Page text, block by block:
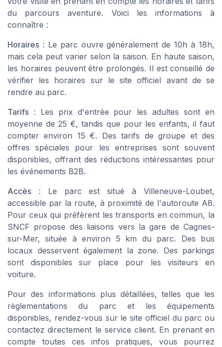
du parcours aventure. Voici les informations à
connaître :
Horaires : Le parc ouvre généralement de 10h à 18h,
mais cela peut varier selon la saison. En haute saison,
les horaires peuvent être prolongés. Il est conseillé de
vérifier les horaires sur le site officiel avant de se
rendre au parc.
Tarifs : Les prix d'entrée pour les adultes sont en
moyenne de 25 €, tandis que pour les enfants, il faut
compter environ 15 €. Des tarifs de groupe et des
offres spéciales pour les entreprises sont souvent
disponibles, offrant des réductions intéressantes pour
les événements B2B.
Accès : Le parc est situé à Villeneuve-Loubet,
accessible par la route, à proximité de l'autoroute A8.
Pour ceux qui préfèrent les transports en commun, la
SNCF propose des liaisons vers la gare de Cagnes-
sur-Mer, située à environ 5 km du parc. Des bus
locaux desservent également la zone. Des parkings
sont disponibles sur place pour les visiteurs en
voiture.
Pour des informations plus détaillées, telles que les
règlementations du parc et les équipements
disponibles, rendez-vous sur le site officiel du parc ou
contactez directement le service client. En prenant en
compte toutes ces infos pratiques, vous pourrez